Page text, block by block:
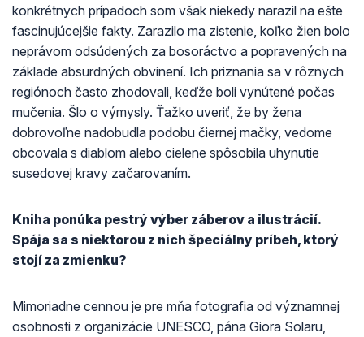
konkrétnych prípadoch som však niekedy narazil na ešte
fascinujúcejšie fakty. Zarazilo ma zistenie, koľko žien bolo
neprávom odsúdených za bosoráctvo a popravených na
základe absurdných obvinení. Ich priznania sa v rôznych
regiónoch často zhodovali, keďže boli vynútené počas
mučenia. Šlo o výmysly. Ťažko uveriť, že by žena
dobrovoľne nadobudla podobu čiernej mačky, vedome
obcovala s diablom alebo cielene spôsobila uhynutie
susedovej kravy začarovaním.
Kniha ponúka pestrý výber záberov a ilustrácií.
Spája sa s niektorou z nich špeciálny príbeh, ktorý
stojí za zmienku?
Mimoriadne cennou je pre mňa fotografia od významnej
osobnosti z organizácie UNESCO, pána Giora Solaru,